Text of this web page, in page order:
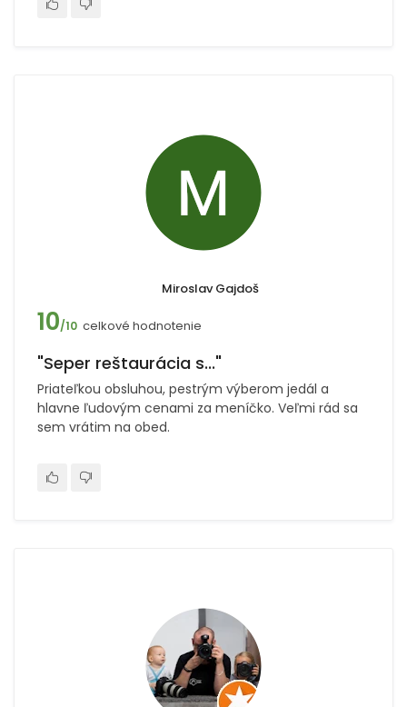
Miroslav Gajdoš
10/10 celkové hodnotenie
"Seper reštaurácia s..."
Priateľkou obsluhou, pestrým výberom jedál a
hlavne ľudovým cenami za meníčko. Veľmi rád sa
sem vrátim na obed.